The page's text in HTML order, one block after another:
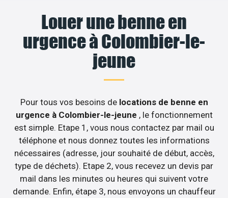
Louer une benne en
urgence à Colombier-le-
jeune
Pour tous vos besoins de locations de benne en
urgence à Colombier-le-jeune , le fonctionnement
est simple. Etape 1, vous nous contactez par mail ou
téléphone et nous donnez toutes les informations
nécessaires (adresse, jour souhaité de début, accès,
type de déchets). Etape 2, vous recevez un devis par
mail dans les minutes ou heures qui suivent votre
demande. Enfin, étape 3, nous envoyons un chauffeur